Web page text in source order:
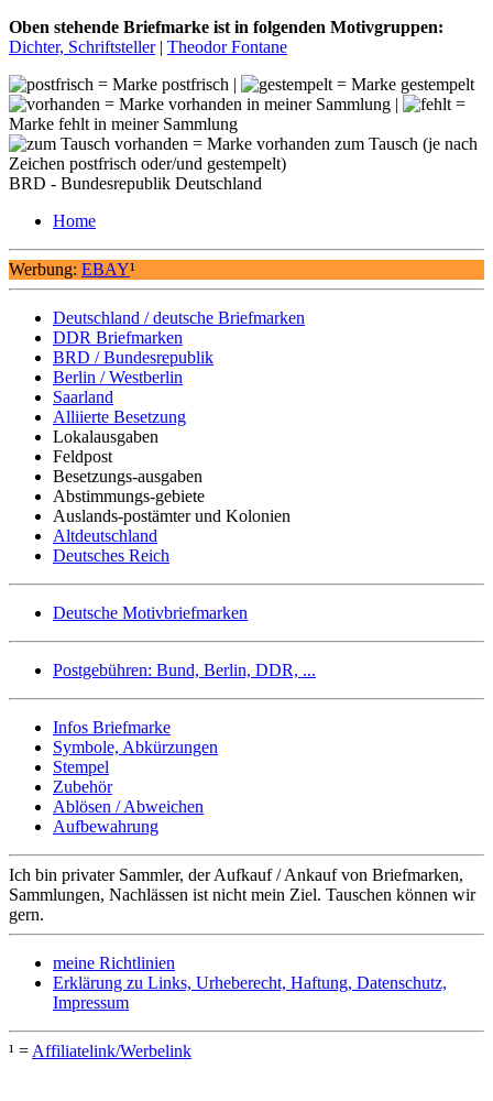
Oben stehende Briefmarke ist in folgenden Motivgruppen:
Dichter, Schriftsteller| Theodor Fontane
= Marke postfrisch |
= Marke gestempelt
= Marke vorhanden in meiner Sammlung |
=
Marke fehlt in meiner Sammlung
= Marke vorhanden zum Tausch (je nach
Zeichen postfrisch oder/und gestempelt)
BRD - Bundesrepublik Deutschland
Home
Werbung: EBAY¹
Deutschland / deutsche Briefmarken
DDR Briefmarken
BRD / Bundesrepublik
Berlin / Westberlin
Saarland
Alliierte Besetzung
Lokalausgaben
Feldpost
Besetzungs-ausgaben
Abstimmungs-gebiete
Auslands-postämter und Kolonien
Altdeutschland
Deutsches Reich
Deutsche Motivbriefmarken
Postgebühren: Bund, Berlin, DDR, ...
Infos Briefmarke
Symbole, Abkürzungen
Stempel
Zubehör
Ablösen / Abweichen
Aufbewahrung
Ich bin privater Sammler, der Aufkauf / Ankauf von Briefmarken,
Sammlungen, Nachlässen ist nicht mein Ziel. Tauschen können wir
gern.
meine Richtlinien
Erklärung zu Links, Urheberecht, Haftung, Datenschutz,
Impressum
¹ = Affiliatelink/Werbelink